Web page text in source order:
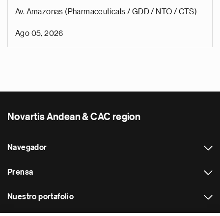
Av. Amazonas (Pharmaceuticals / GDD / NTO / CTS)
Ago 05, 2026
Novartis Andean & CAC region
Navegador
Prensa
Nuestro portafolio